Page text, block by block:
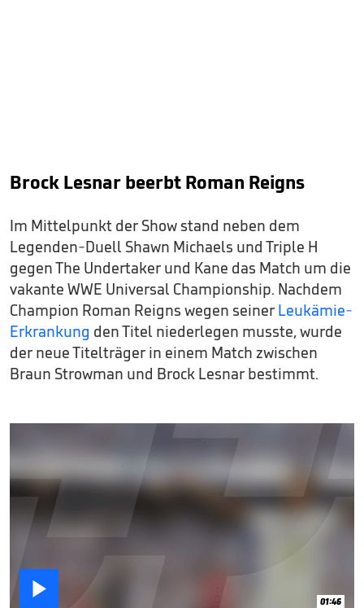
Brock Lesnar beerbt Roman Reigns
Im Mittelpunkt der Show stand neben dem
Legenden-Duell Shawn Michaels und Triple H
gegen The Undertaker und Kane das Match um die
vakante WWE Universal Championship. Nachdem
Champion Roman Reigns wegen seiner Leukämie-
Erkrankung den Titel niederlegen musste, wurde
der neue Titelträger in einem Match zwischen
Braun Strowman und Brock Lesnar bestimmt.
 01:46